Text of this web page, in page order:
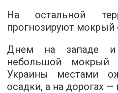
На остальной
прогнозируют мокрый
Днем на западе и
небольшой мокрый
Украины местами
осадки, а на дорогах —